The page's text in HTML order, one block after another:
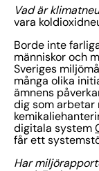
Vad är
vara
Borde inte
människor och
Sveriges
många olika
ämnens
dig som
digitala system
får ett
Har